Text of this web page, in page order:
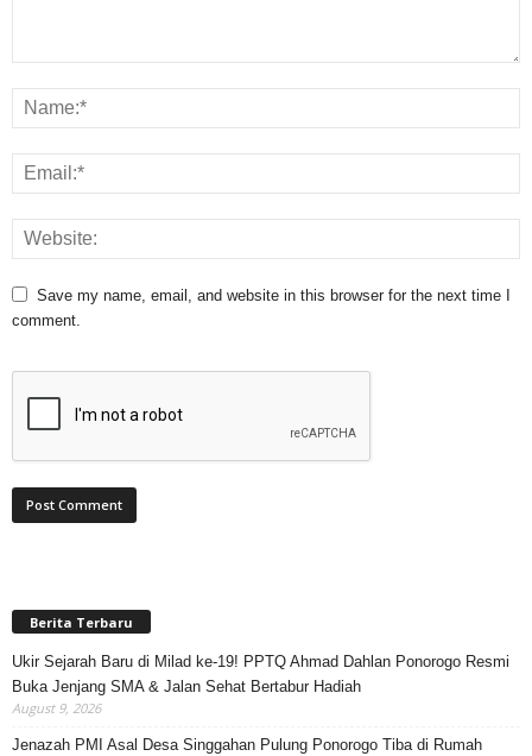
Save my name, email, and website in this browser for the next time I
comment.
Berita Terbaru
Ukir Sejarah Baru di Milad ke-19! PPTQ Ahmad Dahlan Ponorogo Resmi
Buka Jenjang SMA & Jalan Sehat Bertabur Hadiah
August 9, 2026
Jenazah PMI Asal Desa Singgahan Pulung Ponorogo Tiba di Rumah